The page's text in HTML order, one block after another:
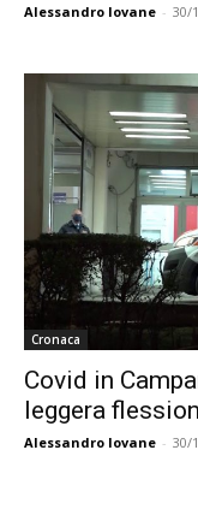
Alessandro Iovane - 30/
Cronaca
Covid in
leggera
Alessandro Iovane - 30/